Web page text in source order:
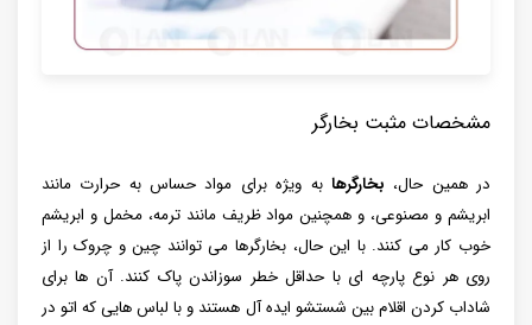
مشخصات مثبت بخارگر
در همین حال، بخارگرها به ویژه برای مواد حساس به حرارت مانند
ابریشم و مصنوعی، و همچنین مواد ظریف مانند ترمه، مخمل و ابریشم
خوب کار می کنند. با این حال، بخارگرها می توانند چین و چروک را از
روی هر نوع پارچه ای با حداقل خطر سوزاندن پاک کنند. آن ها برای
شاداب کردن اقلام بین شستشو ایده آل هستند و با لباس هایی که اتو در